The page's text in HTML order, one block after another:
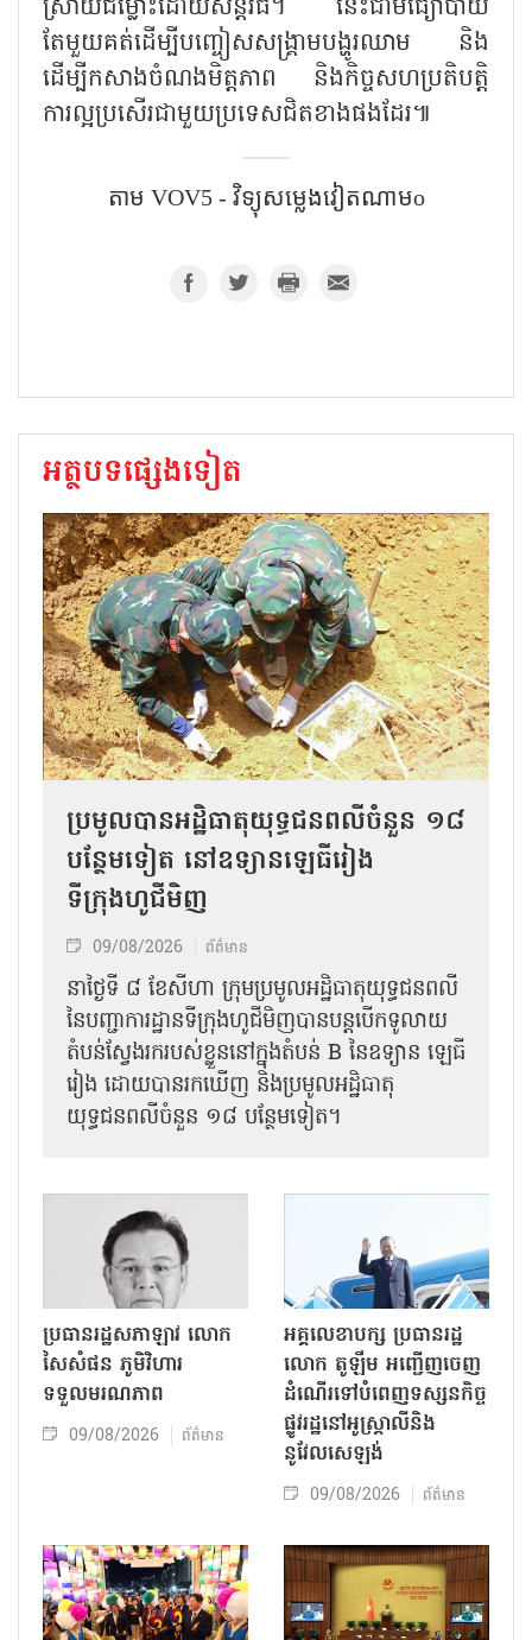
ស្រាយជម្លោះដោយសន្តិវិធី។ នេះជាមធ្យោបាយ
តែមួយគត់ដើម្បីបញ្ចៀសសង្គ្រាមបង្ហូរឈាម និង
ដើម្បីកសាងចំណងមិត្តភាព និងកិច្ចសហប្រតិបត្តិ
ការល្អប្រសើរជាមួយប្រទេសជិតខាងផងដែរ៕
តាម​ VOV5 - វិទ្យុសម្លេងវៀតណាមo
អត្ថបទផ្សេងទៀត
ប្រមូលបានអដ្ឋិធាតុយុទ្ធជនពលីចំនួន ១៨
បន្ថែមទៀត នៅឧទ្យានឡេធីរៀង
ទីក្រុងហូជីមិញ
09/08/2026 ព័ត៌មាន
នាថ្ងៃទី ៨ ខែសីហា ក្រុមប្រមូលអដ្ឋិធាតុយុទ្ធជនពលី
នៃបញ្ជាការដ្ឋានទីក្រុងហូជីមិញបានបន្តបើកទូលាយ
តំបន់ស្វែងរករបស់ខ្លួននៅក្នុងតំបន់ B នៃឧទ្យាន ឡេធី
រៀង ដោយបានរកឃើញ និងប្រមូលអដ្ឋិធាតុ
យុទ្ធជនពលីចំនួន ១៨ បន្ថែមទៀត។
ប្រធានរដ្ឋសភាឡាវ លោក
សៃសំផន ភូមិវិហារ
ទទួលមរណភាព
09/08/2026 ព័ត៌មាន
អគ្គលេខាបក្ស ប្រធានរដ្ឋ
លោក តូឡឹម អញ្ជើញចេញ
ដំណើរទៅបំពេញទស្សនកិច្ច
ផ្លូវរដ្ឋនៅអូស្ត្រាលីនិង
នូវែលសេឡង់
09/08/2026 ព័ត៌មាន